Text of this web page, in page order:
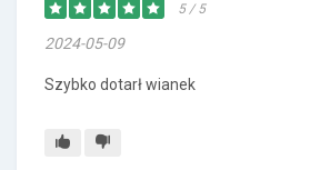
5 / 5
2024-05-09
Szybko dotarł wianek